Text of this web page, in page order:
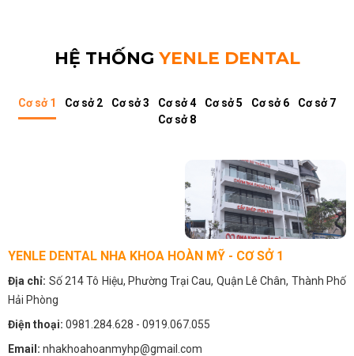
HỆ THỐNG YENLE DENTAL
Cơ sở 1 Cơ sở 2 Cơ sở 3 Cơ sở 4 Cơ sở 5 Cơ sở 6
Cơ sở 7
Cơ sở 8
YENLE DENTAL NHA KHOA HOÀN MỸ - CƠ SỞ 1
Địa chỉ: Số 214 Tô Hiệu, Phường Trại Cau, Quận Lê Chân, Thành Phố
Hải Phòng
Điện thoại: 0981.284.628 - 0919.067.055
Email: nhakhoahoanmyhp@gmail.com